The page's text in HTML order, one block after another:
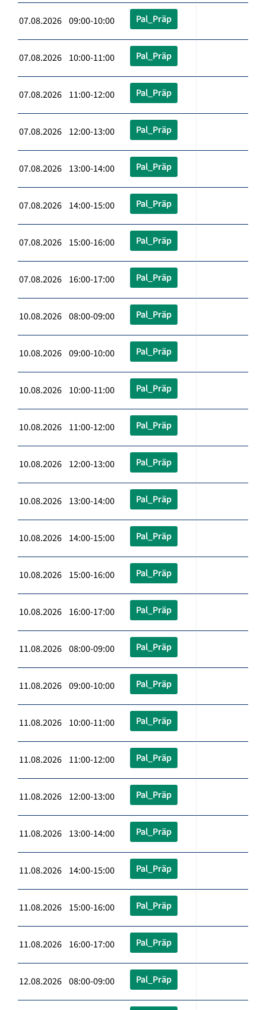
07.08.2026 09:00-10:00 Pal_Präp
07.08.2026 10:00-11:00 Pal_Präp
07.08.2026 11:00-12:00 Pal_Präp
07.08.2026 12:00-13:00 Pal_Präp
07.08.2026 13:00-14:00 Pal_Präp
07.08.2026 14:00-15:00 Pal_Präp
07.08.2026 15:00-16:00 Pal_Präp
07.08.2026 16:00-17:00 Pal_Präp
10.08.2026 08:00-09:00 Pal_Präp
10.08.2026 09:00-10:00 Pal_Präp
10.08.2026 10:00-11:00 Pal_Präp
10.08.2026 11:00-12:00 Pal_Präp
10.08.2026 12:00-13:00 Pal_Präp
10.08.2026 13:00-14:00 Pal_Präp
10.08.2026 14:00-15:00 Pal_Präp
10.08.2026 15:00-16:00 Pal_Präp
10.08.2026 16:00-17:00 Pal_Präp
11.08.2026 08:00-09:00 Pal_Präp
11.08.2026 09:00-10:00 Pal_Präp
11.08.2026 10:00-11:00 Pal_Präp
11.08.2026 11:00-12:00 Pal_Präp
11.08.2026 12:00-13:00 Pal_Präp
11.08.2026 13:00-14:00 Pal_Präp
11.08.2026 14:00-15:00 Pal_Präp
11.08.2026 15:00-16:00 Pal_Präp
11.08.2026 16:00-17:00 Pal_Präp
12.08.2026 08:00-09:00 Pal_Präp